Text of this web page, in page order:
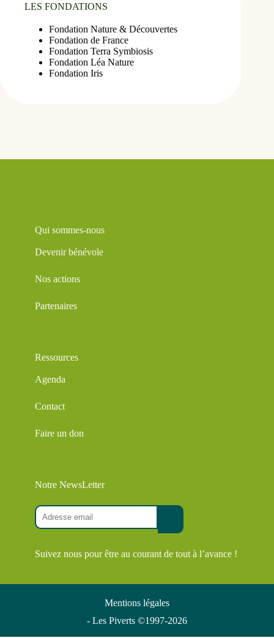
LES FONDATIONS
Fondation Nature & Découvertes
Fondation de France
Fondation Terra Symbiosis
Fondation Léa Nature
Fondation Iris
Qui sommes-nous
Devenir bénévole
Nos actions
Partenaires
Ressources
Agenda
Contact
Faire un don
Notre NewsLetter
Suivez nous pour être au courant de tout à l’avance !
Mentions légales
- Les Piverts ©1997-2026